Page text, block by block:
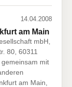
14.04.2008
am Main
mbH,
80, 60311
mit
am Main,